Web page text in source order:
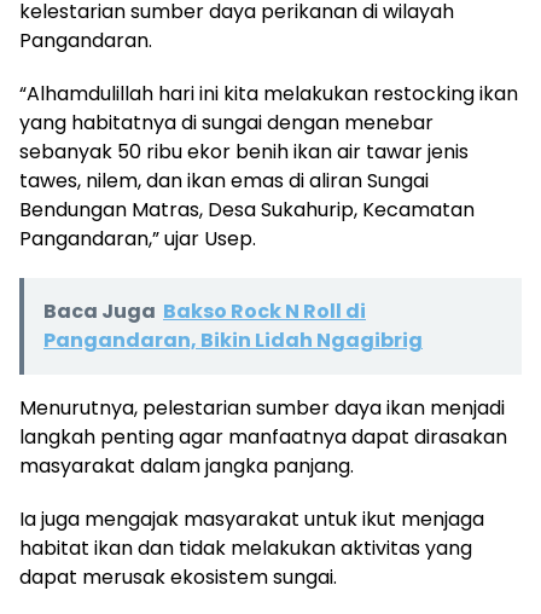
kelestarian sumber daya perikanan di wilayah
Pangandaran.
“Alhamdulillah hari ini kita melakukan restocking ikan
yang habitatnya di sungai dengan menebar
sebanyak 50 ribu ekor benih ikan air tawar jenis
tawes, nilem, dan ikan emas di aliran Sungai
Bendungan Matras, Desa Sukahurip, Kecamatan
Pangandaran,” ujar Usep.
Baca Juga Bakso Rock N Roll di
Pangandaran, Bikin Lidah Ngagibrig
Menurutnya, pelestarian sumber daya ikan menjadi
langkah penting agar manfaatnya dapat dirasakan
masyarakat dalam jangka panjang.
Ia juga mengajak masyarakat untuk ikut menjaga
habitat ikan dan tidak melakukan aktivitas yang
dapat merusak ekosistem sungai.